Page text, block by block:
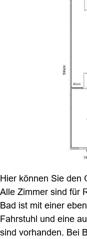
Hier können Sie den
Alle Zimmer sind für
Bad ist mit einer
Fahrstuhl und eine
sind vorhanden. Bei